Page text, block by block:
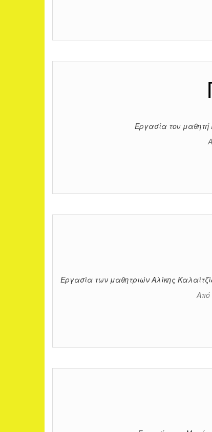
Εργασία του μαθητή
Εργασία των μαθητριών Αλίκης
Από